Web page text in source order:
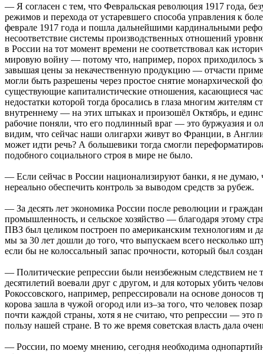
— Я согласен с тем, что Февральская революция 1917 года,
режимов и перехода от устаревшего способа управления к
феврале 1917 года и пошла дальнейшими кардинальными
несоответствие системы производственных отношений
в России на тот момент времени не соответствовал как
мировую войну — потому что, например, порох приходилось
завышая цены за некачественную продукцию — отчасти
могли быть разрешены через простое снятие монархической
существующие капиталистические отношения, касающиеся
недостатки которой тогда бросались в глаза многим
внутреннему — на этих штыках и произошёл Октябрь, и
рабочие поняли, что его подлинный враг — это буржуазия и
видим, что сейчас наши олигархи живут во Франции, в
может идти речь? А большевики тогда смогли
подобного социального строя в мире не было.
— Если сейчас в России национализируют банки, я не думаю,
нереально обеспечить контроль за выводом средств за рубеж.
— За десять лет экономика России после революции и
промышленность, и сельское хозяйство — благодаря этому
ПВЗ был целиком построен по американским технологиям и
мы за 30 лет дошли до того, что выпускаем всего несколько
если бы не колоссальный запас прочности, который был
— Политические репрессии были неизбежным следствием не
десятилетий воевали друг с другом, и для которых убить
Рокоссовского, например, репрессировали на основе
корова зашла в чужой огород или из–за того, что человек
почти каждой страны, хотя я не считаю, что репрессии —
пользу нашей стране. В то же время советская власть дала
— России, по моему мнению, сегодня необходима